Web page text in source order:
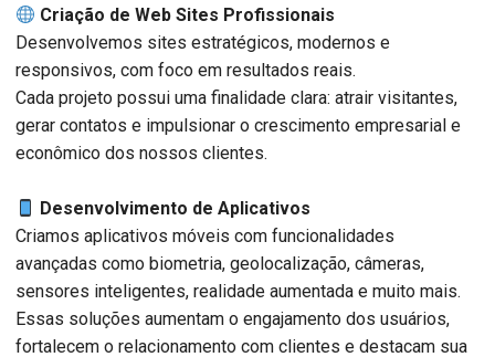
Criação de Web Sites Profissionais
Desenvolvemos sites estratégicos, modernos e
responsivos, com foco em resultados reais.
Cada projeto possui uma finalidade clara: atrair visitantes,
gerar contatos e impulsionar o crescimento empresarial e
econômico dos nossos clientes.
Desenvolvimento de Aplicativos
Criamos aplicativos móveis com funcionalidades
avançadas como biometria, geolocalização, câmeras,
sensores inteligentes, realidade aumentada e muito mais.
Essas soluções aumentam o engajamento dos usuários,
fortalecem o relacionamento com clientes e destacam sua